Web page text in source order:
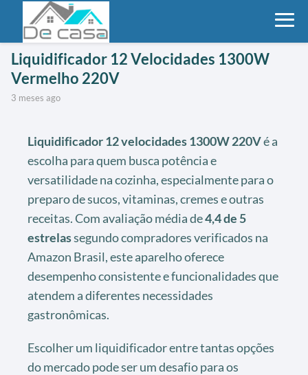
Liquidificador 12 Velocidades 1300W
Vermelho 220V
3 meses ago
Liquidificador 12 velocidades 1300W 220Vé a
escolha para quem busca potência e
versatilidade na cozinha, especialmente para o
preparo de sucos, vitaminas, cremes e outras
receitas. Com avaliação média de4,4 de 5
estrelassegundo compradores verificados na
Amazon Brasil, este aparelho oferece
desempenho consistente e funcionalidades que
atendem a diferentes necessidades
gastronômicas.
Escolher um liquidificador entre tantas opções
do mercado pode ser um desafio para os